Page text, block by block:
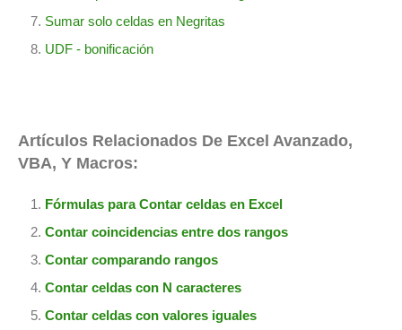
Sumar solo celdas en Negritas
UDF - bonificación
Artículos Relacionados De Excel Avanzado,
VBA, Y Macros:
Fórmulas para Contar celdas en Excel
Contar coincidencias entre dos rangos
Contar comparando rangos
Contar celdas con N caracteres
Contar celdas con valores iguales